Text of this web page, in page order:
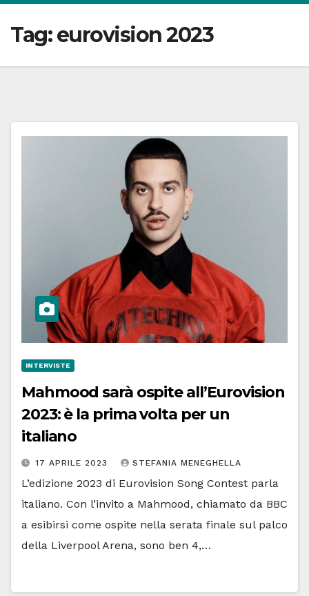
Tag:eurovision 2023
INTERVISTE
Mahmood sarà ospite all’Eurovision
2023: è la prima volta per un
italiano
17 APRILE 2023 STEFANIA MENEGHELLA
L’edizione 2023 di Eurovision Song Contest parla
italiano. Con l’invito a Mahmood, chiamato da BBC
a esibirsi come ospite nella serata finale sul palco
della Liverpool Arena, sono ben 4,…